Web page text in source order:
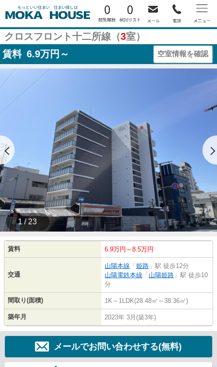
0 0
クロスフロント十二所線（3室）
賃料 6.9万円～ 空室情報を確認
1 / 23
賃料 6.9万円～8.5万円
交通
山陽本線 「 姫路 」駅 徒歩12分
山陽電鉄本線 「 山陽姫路 」駅 徒歩10
分
間取り(面積) 1K～1LDK(28.48㎡～38.36㎡)
築年月 2023年 3月(築3年)
メールでお問い合わせする(無料)